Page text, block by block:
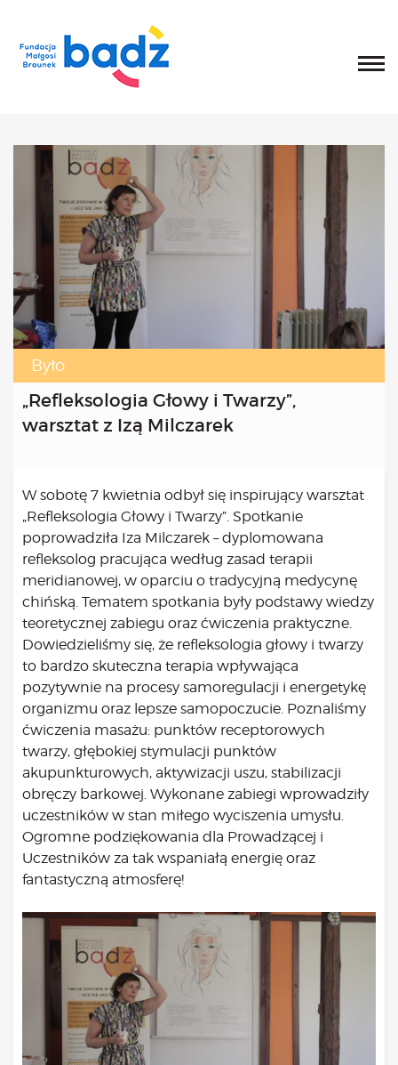
Było
„Refleksologia Głowy i Twarzy”,
warsztat z Izą Milczarek
W sobotę 7 kwietnia odbył się inspirujący warsztat
„Refleksologia Głowy i Twarzy”. Spotkanie
poprowadziła Iza Milczarek – dyplomowana
refleksolog pracująca według zasad terapii
meridianowej, w oparciu o tradycyjną medycynę
chińską. Tematem spotkania były podstawy wiedzy
teoretycznej zabiegu oraz ćwiczenia praktyczne.
Dowiedzieliśmy się, że refleksologia głowy i twarzy
to bardzo skuteczna terapia wpływająca
pozytywnie na procesy samoregulacji i energetykę
organizmu oraz lepsze samopoczucie. Poznaliśmy
ćwiczenia masażu: punktów receptorowych
twarzy, głębokiej stymulacji punktów
akupunkturowych, aktywizacji uszu, stabilizacji
obręczy barkowej. Wykonane zabiegi wprowadziły
uczestników w stan miłego wyciszenia umysłu.
Ogromne podziękowania dla Prowadzącej i
Uczestników za tak wspaniałą energię oraz
fantastyczną atmosferę!
List Małgosi
Statut
Zarząd
Rada Fundacji
Rada Programowa
O Kongresie
Kongres 2019
Kongres 2018
Projekty
kwiecień – maj
Grupa praktyka oddechowa
Grupa wsparcia fundacji BądźMy
Jestem i Będę
Kurs mindfulness online
Bądź od Małego
Bądź w Kazimierzu
Cykle edukacyjne (warsztaty i LIVE’y)
Infolinia
Sensowne ścieżki zdrowia
Zmieniamy niezdrowe na zdrowe
Cykl edukacyjny Powiat Piaseczeński
Onkoasystent
Storytel
Bądź na bieżąco
aktualności
Będzie
Było
Porady
Lektury
Ciało
Duch